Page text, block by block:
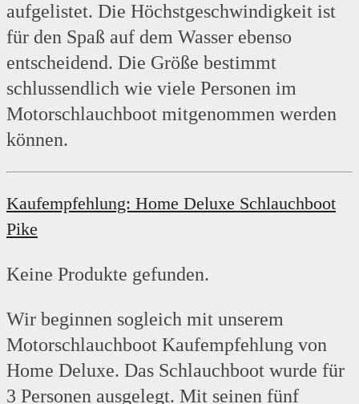
aufgelistet. Die Höchstgeschwindigkeit ist
für den Spaß auf dem Wasser ebenso
entscheidend. Die Größe bestimmt
schlussendlich wie viele Personen im
Motorschlauchboot mitgenommen werden
können.
Kaufempfehlung: Home Deluxe Schlauchboot
Pike
Keine Produkte gefunden.
Wir beginnen sogleich mit unserem
Motorschlauchboot Kaufempfehlung von
Home Deluxe. Das Schlauchboot wurde für
3 Personen ausgelegt. Mit seinen fünf